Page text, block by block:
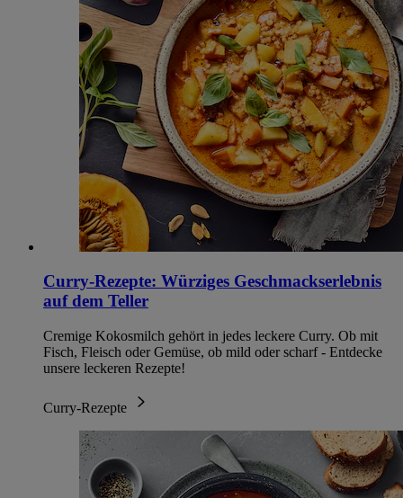
Curry-Rezepte: Würziges Geschmackserlebnis
auf dem Teller
Cremige Kokosmilch gehört in jedes leckere Curry. Ob mit
Fisch, Fleisch oder Gemüse, ob mild oder scharf - Entdecke
unsere leckeren Rezepte!
Curry-Rezepte